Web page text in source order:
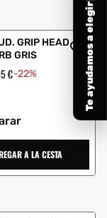
GRIP HEAD
GRIS
€-22%
A LA CESTA
Te ayudamos a elegir